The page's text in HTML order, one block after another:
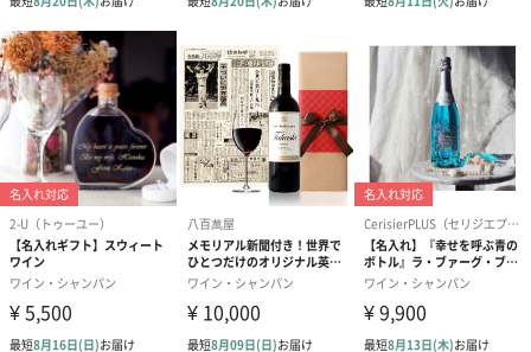
生花のブーケを同梱します。
※9-15時にご注文いただく場合、最短のお届け可能日が通常より
も1日遅くなります。
シーズンブーケ（ひま
わり）（1,880円）
ブーケ（ホワイトグリ
ーン）（1,650円）
ブーケ（ピン
（1,650円）